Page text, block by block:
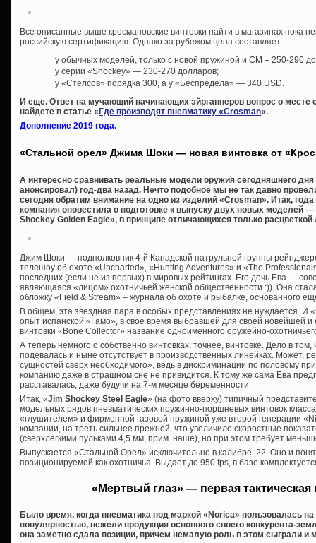
Все описанные выше кросмановские винтовки найти в магазинах пока
российскую сертификацию. Однако за рубежом цена составляет:
у обычных моделей, только с новой пружиной и СМ – 250-290
у серии «Shockey» — 230-270 долларов;
у «Стелсов» порядка 300, а у «Беспредела» — 340 USD.
И еще. Ответ на мучающий начинающих эйрганнеров вопрос о месте
найдете в статье «Где производят пневматику «Crosman«.
Дополнение 2019 года.
«Стальной орел» Джима Шоки — новая винтовка от
А интересно сравнивать реальные модели оружия сегодняшнего
анонсировал) год-два назад. Нечто подобное мы не так давно
сегодня обратим внимание на одно из изделий «Crosman». Итак,
компания оповестила о подготовке к выпуску двух новых моделей
Shockey Golden Eagle», в принципе отличающихся только расцветкой
Джим Шоки — подполковник 4-й Канадской патрульной группы
телешоу об охоте «Uncharted», «Hunting Adventures» и «The
последних (если не из первых) в мировых рейтингах. Его дочь Ева —
являющаяся «лицом» охотничьей женской общественности :)). Она
обложку «Field & Stream» – журнала об охоте и рыбалке, основанного
В общем, эта звездная пара в особых представлениях не нуждается. И
опыт испанской «Гамо», в свое время выбравшей для своей новейшей
винтовки «Bone Collector» название одноименного оружейно-
А теперь немного о собственно винтовках, точнее, винтовке. Дело в
подевалась и ныне отсутствует в производственных линейках. Может,
сущностей сверх необходимого», ведь в дискриминации по половому
компанию даже в страшном сне не привидится. К тому же сама Ева
расставалась, даже будучи на 7-м месяце беременности.
Итак, «Jim Shockey Steel Eagle» (на фото вверху) типичный
модельных рядов пневматических пружинно-поршневых винтовок
«глушителем» и фирменной газовой пружиной уже второй генерации
компании, на треть сильнее прежней, что увеличило скоростные
(сверхлегкими пульками 4,5 мм, прим. наше), но при этом требует
Выпускается «Стальной Орел» исключительно в калибре .22. Оно и
позиционируемой как охотничья. Выдает до 950 fps, в базе
«Мертвый глаз» — первая тактическая
Было время, когда пневматика под маркой «Norica» пользовалась
популярностью, нежели продукция основного своего конкурента-
она заметно сдала позиции, причем немалую роль в этом сыграли и